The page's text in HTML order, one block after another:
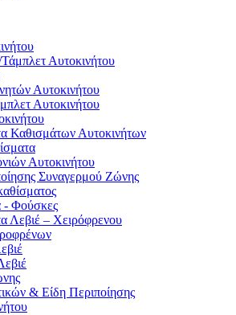
Αυτοκινήτου
Αυτοκινήτου
Αυτοκινήτου
Καθισμάτων Αυτοκινήτων
Αυτοκινήτου
Συναγερμού Ζώνης
- Φούσκες
Λεβιέ – Χειρόφρενου
& Είδη Περιποίησης